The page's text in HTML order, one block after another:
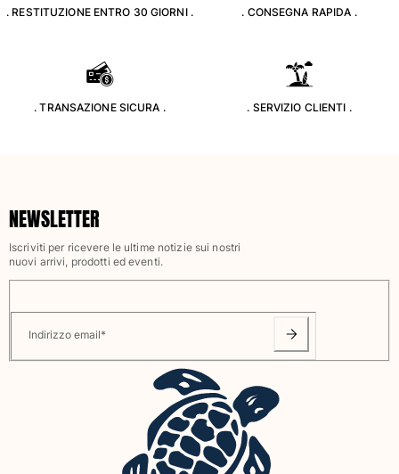
Classico stretch
Rashguard
T-shirt
Camicie
Bermuda
Costumi da bagno
Costumi Interi
. RESTITUZIONE ENTRO 30 GIORNI . . CONSEGNA RAPIDA .
. TRANSAZIONE SICURA . . SERVIZIO CLIENTI .
NEWSLETTER
Iscriviti per ricevere le ultime notizie sui nostri
nuovi arrivi, prodotti ed eventi.
Indirizzo email*